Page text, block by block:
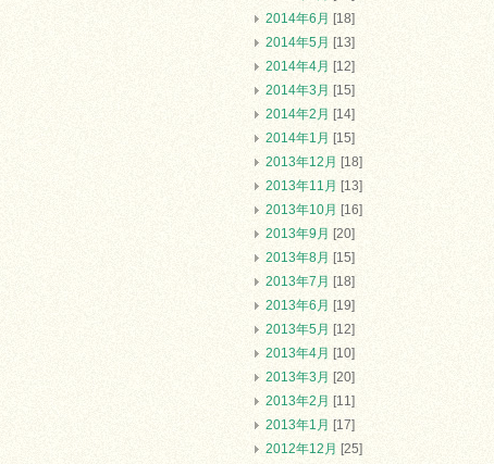
2014年6月 [18]
2014年5月 [13]
2014年4月 [12]
2014年3月 [15]
2014年2月 [14]
2014年1月 [15]
2013年12月 [18]
2013年11月 [13]
2013年10月 [16]
2013年9月 [20]
2013年8月 [15]
2013年7月 [18]
2013年6月 [19]
2013年5月 [12]
2013年4月 [10]
2013年3月 [20]
2013年2月 [11]
2013年1月 [17]
2012年12月 [25]